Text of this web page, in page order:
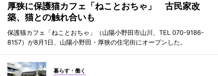
厚狭に保護猫カフェ「ねことおちゃ」 古民家改
築、猫との触れ合いも
保護猫カフェ「ねことおちゃ」（山陽小野田市山川、TEL 070-9186-
8157）が8月1日、山陽小野田・厚狭の住宅街にオープンした。
暮らす・働く